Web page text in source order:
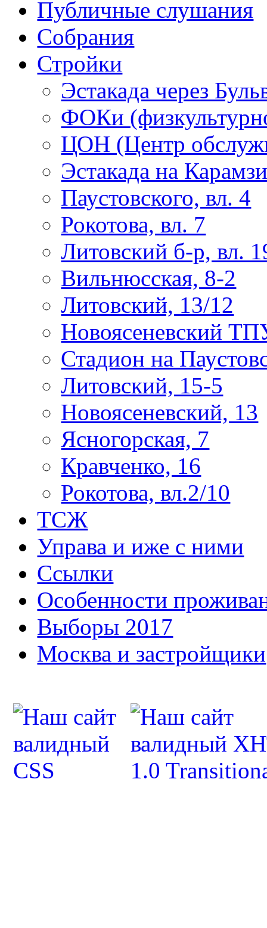
Публичные слушания
Собрания
Стройки
Эстакада через
ФОКи
ЦОН (Центр
Эстакада на
Паустовского, вл. 4
Рокотова, вл. 7
Литовский б-р, вл.
Вильнюсская, 8-2
Литовский, 13/12
Новоясеневский
Стадион на
Литовский, 15-5
Новоясеневский, 13
Ясногорская, 7
Кравченко, 16
Рокотова, вл.2/10
ТСЖ
Управа и иже с ними
Ссылки
Особенности
Выборы 2017
Москва и застройщики